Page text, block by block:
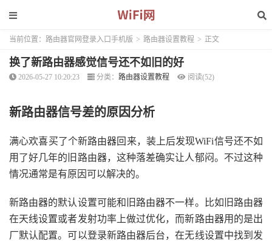
当前位置： 路由器官网登录入口手机版 > 路由器设置教程 > 正文
换了新路由器感觉信号还不如旧的好
2026-05-27 10:20:23 分类： 路由器设置教程 阅读(52)
新路由器信号差的原因分析
满心欢喜买了个新路由器回来，装上后发现WiFi信号还不如
用了好几年的旧路由器，这种落差确实让人郁闷。不过这种
情况通常是有原因可以解决的。
新路由器的默认设置可能和旧路由器不一样。比如旧路由器
在天线设置或者发射功率上做过优化，而新路由器用的是出
厂默认配置。可以登录新路由器后台，在无线设置中找到发